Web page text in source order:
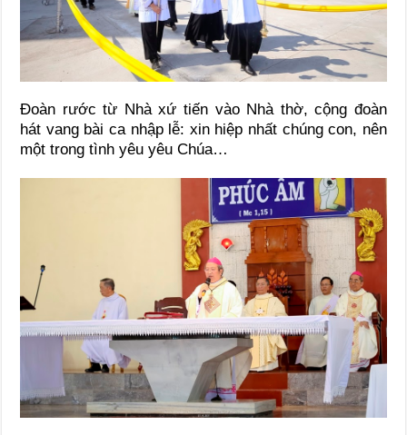
Đoàn rước từ Nhà xứ tiến vào Nhà thờ, cộng đoàn
hát vang bài ca nhập lễ: xin hiệp nhất chúng con, nên
một trong tình yêu yêu Chúa…